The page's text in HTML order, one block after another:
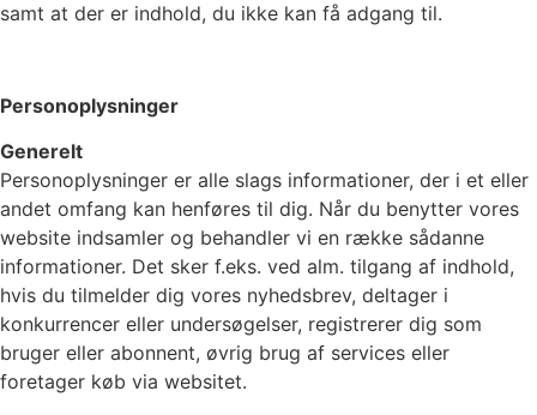
samt at der er indhold, du ikke kan få adgang til.
Personoplysninger
Generelt
Personoplysninger er alle slags informationer, der i et eller
andet omfang kan henføres til dig. Når du benytter vores
website indsamler og behandler vi en række sådanne
informationer. Det sker f.eks. ved alm. tilgang af indhold,
hvis du tilmelder dig vores nyhedsbrev, deltager i
konkurrencer eller undersøgelser, registrerer dig som
bruger eller abonnent, øvrig brug af services eller
foretager køb via websitet.